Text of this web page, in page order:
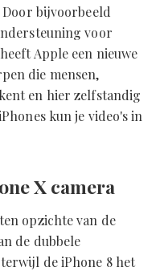
bijvoorbeeld
voor
Apple een nieuwe
die mensen,
en hier zelfstandig
kun je video's in
X camera
opzichte van de
de dubbele
de iPhone 8 het